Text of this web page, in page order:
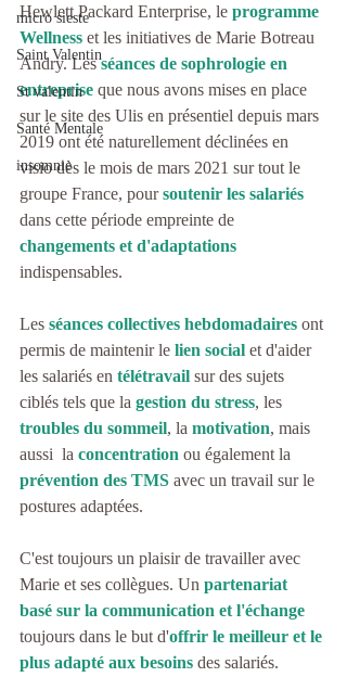
micro sieste
Saint Valentin
St valentin
Santé Mentale
insomnie
Hewlett Packard Enterprise, le programme
Wellness et les initiatives de Marie Botreau
Andry. Les séances de sophrologie en
entreprise que nous avons mises en place
sur le site des Ulis en présentiel depuis mars
2019 ont été naturellement déclinées en
visio dès le mois de mars 2021 sur tout le
groupe France, pour soutenir les salariés
dans cette période empreinte de
changements et d'adaptations
indispensables.
Les séances collectives hebdomadaires ont
permis de maintenir le lien social et d'aider
les salariés en télétravail sur des sujets
ciblés tels que la gestion du stress, les
troubles du sommeil, la motivation, mais
aussi  la concentration ou également la
prévention des TMS avec un travail sur le
postures adaptées.
C'est toujours un plaisir de travailler avec
Marie et ses collègues. Un partenariat
basé sur la communication et l'échange
toujours dans le but d'offrir le meilleur et le
plus adapté aux besoins des salariés.